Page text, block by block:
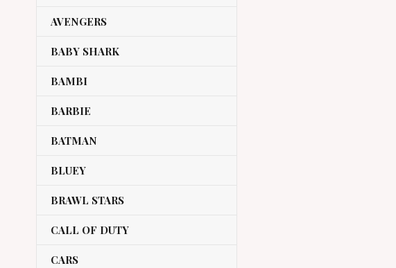
AVENGERS
BABY SHARK
BAMBI
BARBIE
BATMAN
BLUEY
BRAWL STARS
CALL OF DUTY
CARS